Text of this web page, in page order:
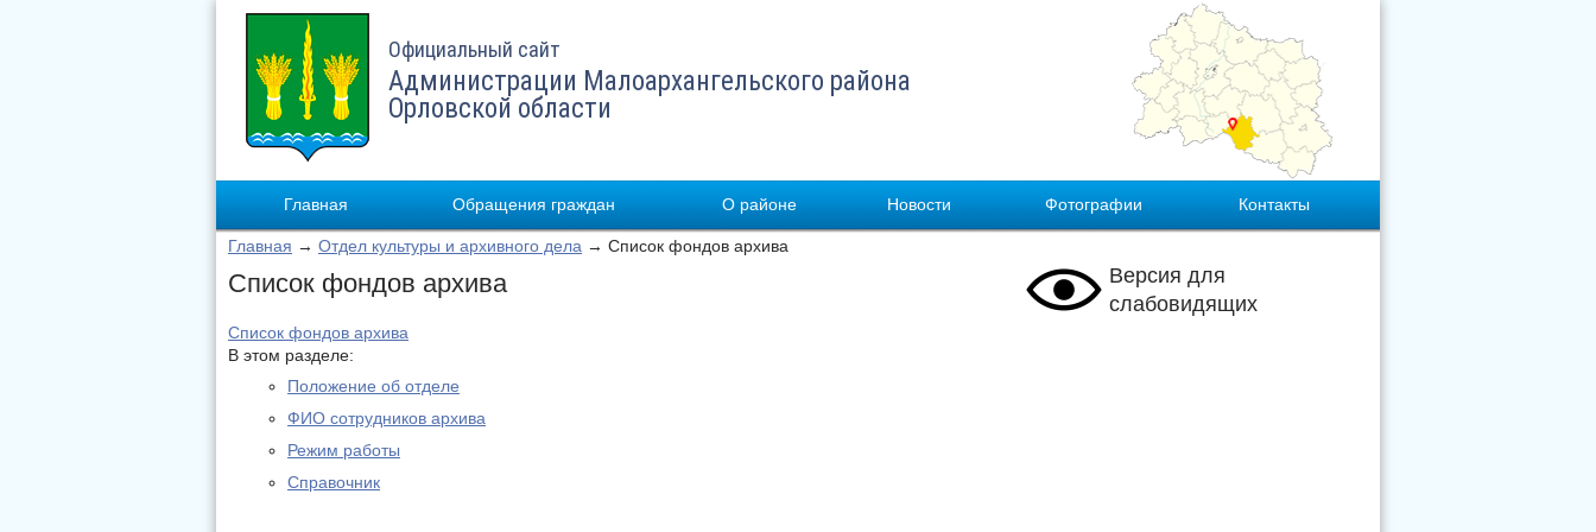
Официальный сайт
Администрации Малоархангельского района
Орловской области
Главная Обращения граждан О районе Новости Фотографии Контакты
Главная → Отдел культуры и архивного дела → Список фондов архива
Список фондов архива
Список фондов архива
В этом разделе:
Положение об отделе
ФИО сотрудников архива
Режим работы
Справочник
Версия для
слабовидящих